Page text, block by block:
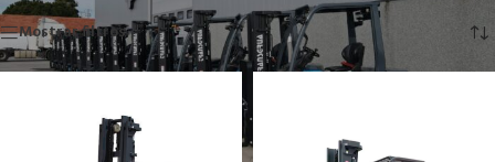
Mostrar filtros